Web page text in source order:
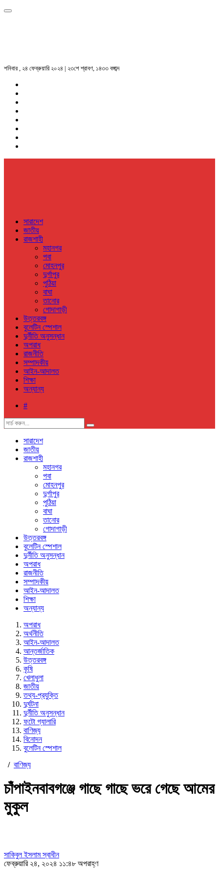
শনিবার , ২৪ ফেব্রুয়ারি ২০২৪ | ২৩শে শ্রাবণ, ১৪৩৩ বঙ্গাব্দ
সারাদেশ
জাতীয়
রাজশাহী
মহানগর
পবা
মোহনপুর
দুর্গাপুর
পুঠিয়া
বাঘা
তানোর
গোদাগাড়ী
উত্তরবঙ্গ
বুলেটিন স্পেশাল
দুর্নীতি অনুসন্ধান
অপরাধ
রাজনীতি
সম্পাদকীয়
আইন-আদালত
শিক্ষা
অন্যান্য
#
সারাদেশ
জাতীয়
রাজশাহী
মহানগর
পবা
মোহনপুর
দুর্গাপুর
পুঠিয়া
বাঘা
তানোর
গোদাগাড়ী
উত্তরবঙ্গ
বুলেটিন স্পেশাল
দুর্নীতি অনুসন্ধান
অপরাধ
রাজনীতি
সম্পাদকীয়
আইন-আদালত
শিক্ষা
অন্যান্য
অপরাধ
অর্থনীতি
আইন-আদালত
আন্তর্জাতিক
উত্তরবঙ্গ
কৃষি
খেলাধুলা
জাতীয়
তথ্য-প্রযুক্তি
দুর্ঘটনা
দুর্নীতি অনুসন্ধান
ফটো গ্যালারি
বাণিজ্য
বিনোদন
বুলেটিন স্পেশাল
/ বাণিজ্য
চাঁপাইনবাবগঞ্জে গাছে গাছে ভরে গেছে আমের
মুকুল
সাকিবুল ইসলাম স্বাধীন
ফেব্রুয়ারি ২৪, ২০২৪ ১১:৪৮ অপরাহ্ণ